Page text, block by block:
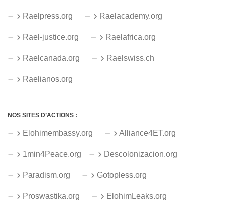
Raelpress.org Raelacademy.org
Rael-justice.org Raelafrica.org
Raelcanada.org Raelswiss.ch
Raelianos.org
NOS SITES D’ACTIONS :
Elohimembassy.org Alliance4ET.org
1min4Peace.org Descolonizacion.org
Paradism.org Gotopless.org
Proswastika.org ElohimLeaks.org